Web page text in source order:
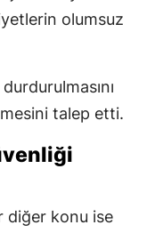
olumsuz
talep etti.
diğer konu ise